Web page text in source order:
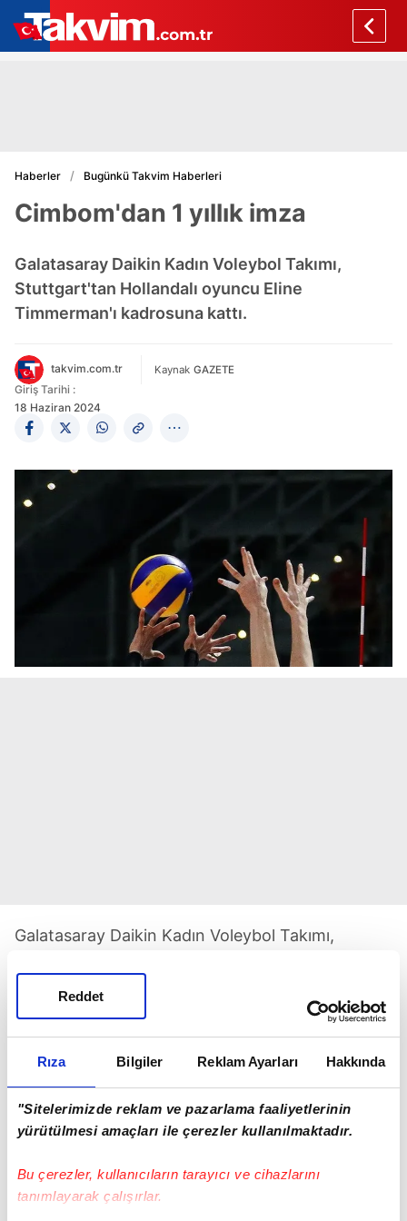
Rıza Bilgiler Reklam Ayarları Hakkında
"Sitelerimizde reklam ve pazarlama faaliyetlerinin
yürütülmesi amaçları ile çerezler kullanılmaktadır.
Bu çerezler, kullanıcıların tarayıcı ve cihazlarını
tanımlayarak çalışırlar.
Reddet
Haberler Bugünkü Takvim Haberleri
Cimbom'dan 1 yıllık imza
Galatasaray Daikin Kadın Voleybol Takımı,
Stuttgart'tan Hollandalı oyuncu Eline
Timmerman'ı kadrosuna kattı.
takvim.com.tr Kaynak GAZETE
Giriş Tarihi :
18 Haziran 2024
Galatasaray Daikin Kadın Voleybol Takımı,
TIKLAYIN